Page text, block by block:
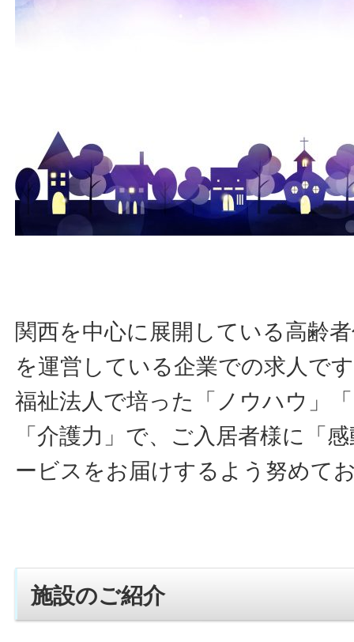
関西を中心に展開している高齢
を運営している企業での求人で
福祉法人で培った「ノウハウ」
「介護力」で、ご入居者様に「
ービスをお届けするよう努めて
施設のご紹介